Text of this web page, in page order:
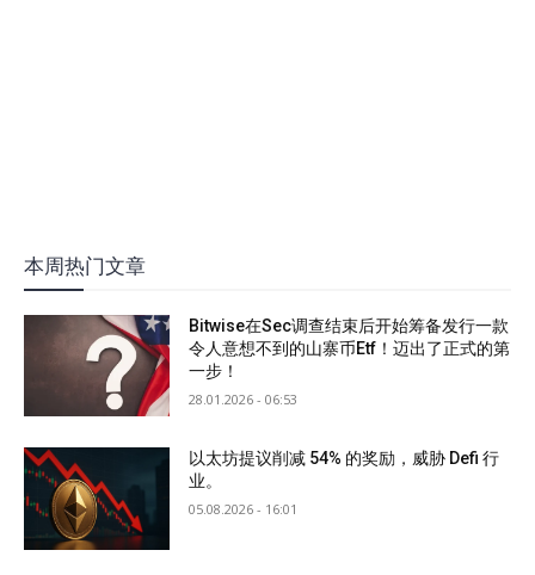
本周热门文章
Bitwise在Sec调查结束后开始筹备发行一款
令人意想不到的山寨币Etf！迈出了正式的第
一步！
28.01.2026 - 06:53
以太坊提议削减 54% 的奖励，威胁 Defi 行
业。
05.08.2026 - 16:01